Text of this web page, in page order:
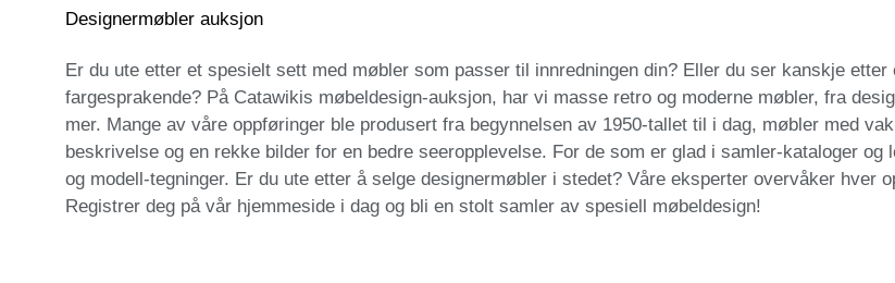
Designermøbler auksjon
Er du ute etter et spesielt sett med møbler som passer til innredningen din? Eller du ser kanskje
fargesprakende? På Catawikis møbeldesign-auksjon, har vi masse retro og moderne møbler, fra
mer. Mange av våre oppføringer ble produsert fra begynnelsen av 1950-tallet til i dag, møbler med
beskrivelse og en rekke bilder for en bedre seeropplevelse. For de som er glad i samler-kataloger
og modell-tegninger. Er du ute etter å selge designermøbler i stedet? Våre eksperter overvåker hver
Registrer deg på vår hjemmeside i dag og bli en stolt samler av spesiell møbeldesign!